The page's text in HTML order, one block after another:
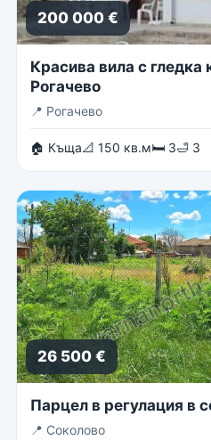
200 000 €
Красива вила с
Рогачево
📍 Рогачево
🏠 Къща📐 150 кв.м🛏 3🛁 3
26 500 €
Парцел в регулация в
📍 Соколово